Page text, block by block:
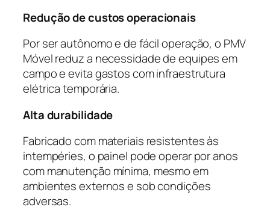
Redução de custos operacionais
Por ser autônomo e de fácil operação, o PMV
Móvel reduz a necessidade de equipes em
campo e evita gastos com infraestrutura
elétrica temporária.
Alta durabilidade
Fabricado com materiais resistentes às
intempéries, o painel pode operar por anos
com manutenção mínima, mesmo em
ambientes externos e sob condições
adversas.